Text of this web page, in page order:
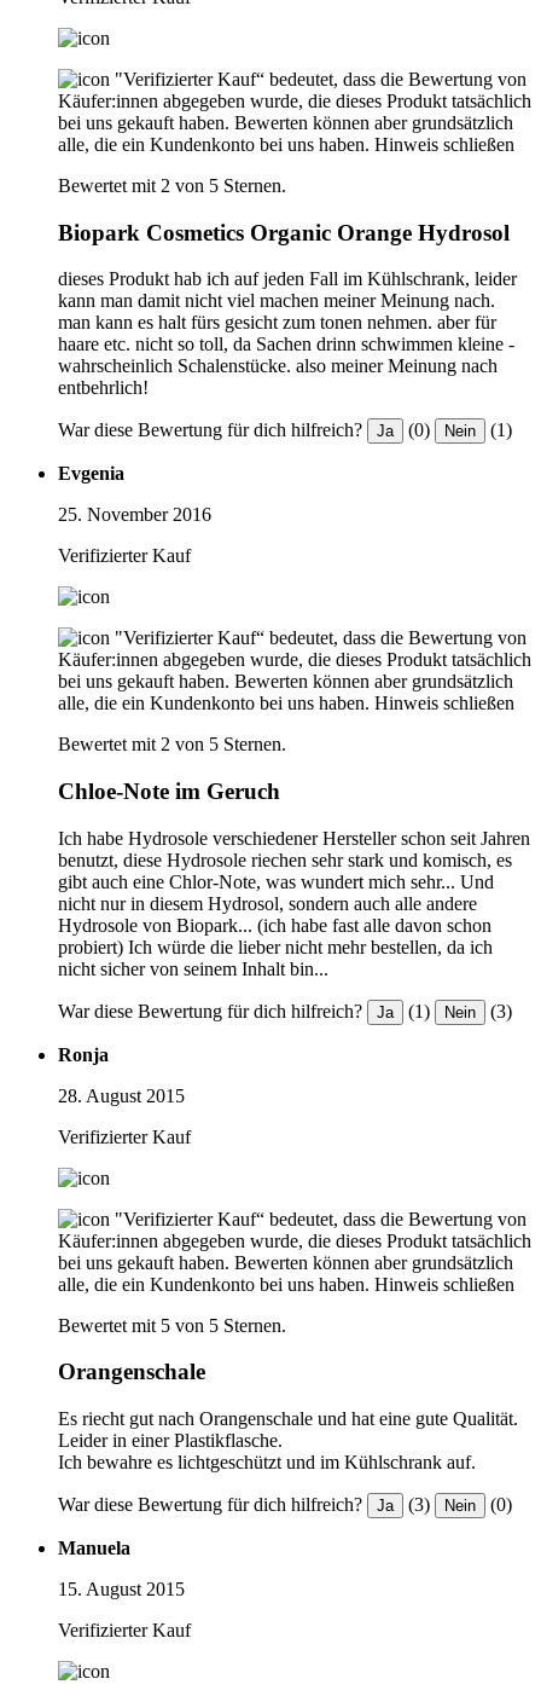
"Verifizierter Kauf“ bedeutet, dass die Bewertung von
Käufer:innen abgegeben wurde, die dieses Produkt tatsächlich
bei uns gekauft haben. Bewerten können aber grundsätzlich
alle, die ein Kundenkonto bei uns haben. Hinweis schließen
Bewertet mit 2 von 5 Sternen.
Biopark Cosmetics Organic Orange Hydrosol
dieses Produkt hab ich auf jeden Fall im Kühlschrank, leider
kann man damit nicht viel machen meiner Meinung nach.
man kann es halt fürs gesicht zum tonen nehmen. aber für
haare etc. nicht so toll, da Sachen drinn schwimmen kleine -
wahrscheinlich Schalenstücke. also meiner Meinung nach
entbehrlich!
War diese Bewertung für dich hilfreich? Ja (0) Nein (1)
Evgenia
25. November 2016
Verifizierter Kauf
"Verifizierter Kauf“ bedeutet, dass die Bewertung von
Käufer:innen abgegeben wurde, die dieses Produkt tatsächlich
bei uns gekauft haben. Bewerten können aber grundsätzlich
alle, die ein Kundenkonto bei uns haben. Hinweis schließen
Bewertet mit 2 von 5 Sternen.
Chloe-Note im Geruch
Ich habe Hydrosole verschiedener Hersteller schon seit Jahren
benutzt, diese Hydrosole riechen sehr stark und komisch, es
gibt auch eine Chlor-Note, was wundert mich sehr... Und
nicht nur in diesem Hydrosol, sondern auch alle andere
Hydrosole von Biopark... (ich habe fast alle davon schon
probiert) Ich würde die lieber nicht mehr bestellen, da ich
nicht sicher von seinem Inhalt bin...
War diese Bewertung für dich hilfreich? Ja (1) Nein (3)
Ronja
28. August 2015
Verifizierter Kauf
"Verifizierter Kauf“ bedeutet, dass die Bewertung von
Käufer:innen abgegeben wurde, die dieses Produkt tatsächlich
bei uns gekauft haben. Bewerten können aber grundsätzlich
alle, die ein Kundenkonto bei uns haben. Hinweis schließen
Bewertet mit 5 von 5 Sternen.
Orangenschale
Es riecht gut nach Orangenschale und hat eine gute Qualität.
Leider in einer Plastikflasche.
Ich bewahre es lichtgeschützt und im Kühlschrank auf.
War diese Bewertung für dich hilfreich? Ja (3) Nein (0)
Manuela
15. August 2015
Verifizierter Kauf